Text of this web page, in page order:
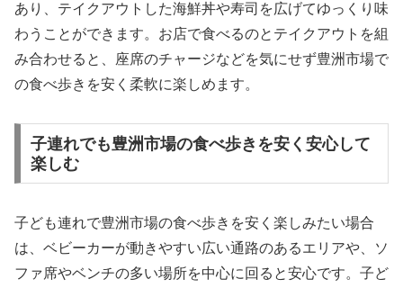
あり、テイクアウトした海鮮丼や寿司を広げてゆっくり味
わうことができます。お店で食べるのとテイクアウトを組
み合わせると、座席のチャージなどを気にせず豊洲市場で
の食べ歩きを安く柔軟に楽しめます。
子連れでも豊洲市場の食べ歩きを安く安心して
楽しむ
子ども連れで豊洲市場の食べ歩きを安く楽しみたい場合
は、ベビーカーが動きやすい広い通路のあるエリアや、ソ
ファ席やベンチの多い場所を中心に回ると安心です。子ど